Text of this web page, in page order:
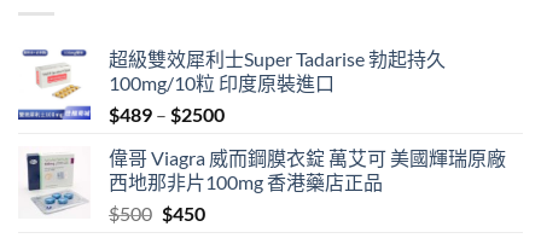
超級雙效犀利士Super Tadarise 勃起持久
100mg/10粒 印度原裝進口
$489 – $2500Price
$489
through
偉哥 Viagra 威而鋼膜衣錠 萬艾可 美國輝瑞原廠
西地那非片100mg 香港藥店正品
$500 Original
$450Current